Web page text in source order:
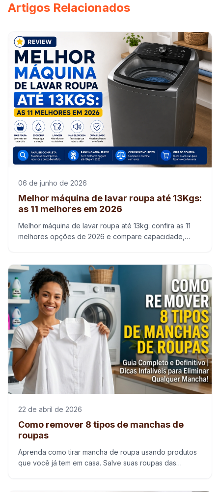
Artigos Relacionados
06 de junho de 2026
Melhor máquina de lavar roupa até 13Kgs:
as 11 melhores em 2026
Melhor máquina de lavar roupa até 13kg: confira as 11
melhores opções de 2026 e compare capacidade,
22 de abril de 2026
Como remover 8 tipos de manchas de
roupas
Aprenda como tirar mancha de roupa usando produtos
que você já tem em casa. Salve suas roupas das